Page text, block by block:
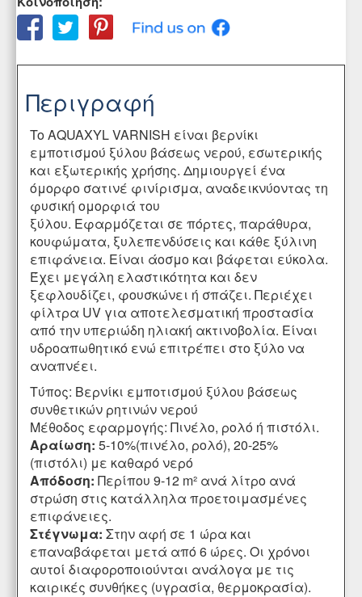
Περιγραφή
To AQUAXYL VARNISH είναι βερνίκι
εμποτισμού ξύλου βάσεως νερού, εσωτερικής
και εξωτερικής χρήσης. Δημιουργεί ένα
όμορφο σατινέ φινίρισμα, αναδεικνύοντας τη
φυσική ομορφιά του
ξύλου. Εφαρμόζεται σε πόρτες, παράθυρα,
κουφώματα, ξυλεπενδύσεις και κάθε ξύλινη
επιφάνεια. Είναι άοσμο και βάφεται εύκολα.
Έχει μεγάλη ελαστικότητα και δεν
ξεφλουδίζει, φουσκώνει ή σπάζει. Περιέχει
φίλτρα UV για αποτελεσματική προστασία
από την υπεριώδη ηλιακή ακτινοβολία. Είναι
υδροαπωθητικό ενώ επιτρέπει στο ξύλο να
αναπνέει.
Τύπος: Βερνίκι εμποτισμού ξύλου βάσεως
συνθετικών ρητινών νερού
Μέθοδος εφαρμογής: Πινέλο, ρολό ή πιστόλι.
Αραίωση: 5-10%(πινέλο, ρολό), 20-25%
(πιστόλι) με καθαρό νερό
Απόδοση: Περίπου 9-12 m² ανά λίτρο ανά
στρώση στις κατάλληλα προετοιμασμένες
επιφάνειες.
Στέγνωμα: Στην αφή σε 1 ώρα και
επαναβάφεται μετά από 6 ώρες. Οι χρόνοι
αυτοί διαφοροποιούνται ανάλογα με τις
καιρικές συνθήκες (υγρασία, θερμοκρασία).